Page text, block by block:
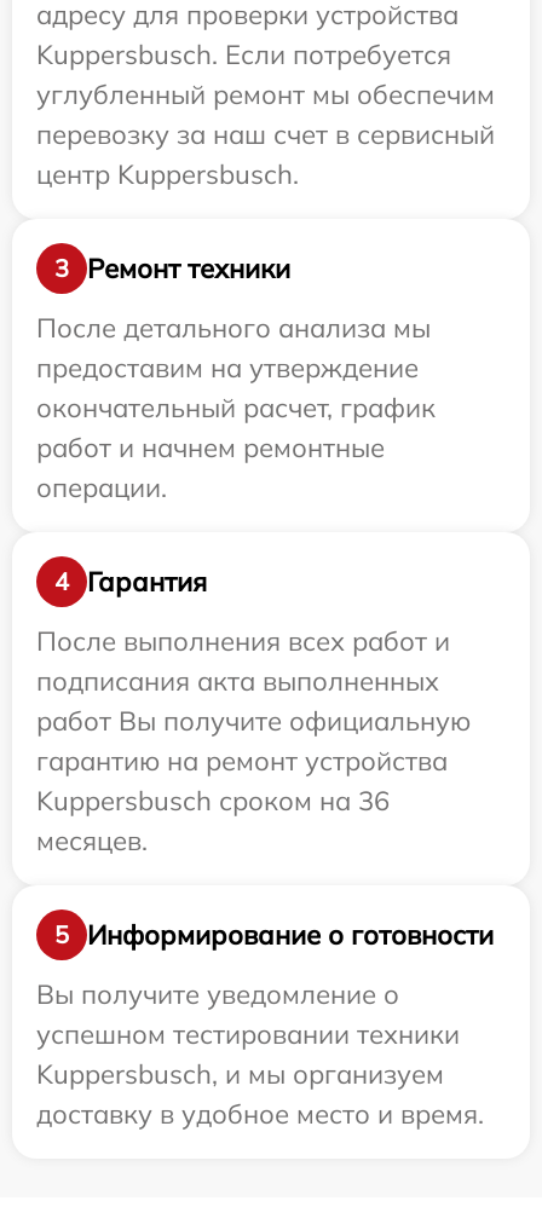
адресу для проверки устройства
Kuppersbusch. Если потребуется
углубленный ремонт мы обеспечим
перевозку за наш счет в сервисный
центр Kuppersbusch.
3
Ремонт техники
После детального анализа мы
предоставим на утверждение
окончательный расчет, график
работ и начнем ремонтные
операции.
4
Гарантия
После выполнения всех работ и
подписания акта выполненных
работ Вы получите официальную
гарантию на ремонт устройства
Kuppersbusch сроком на 36
месяцев.
5
Информирование о готовности
Вы получите уведомление о
успешном тестировании техники
Kuppersbusch, и мы организуем
доставку в удобное место и время.